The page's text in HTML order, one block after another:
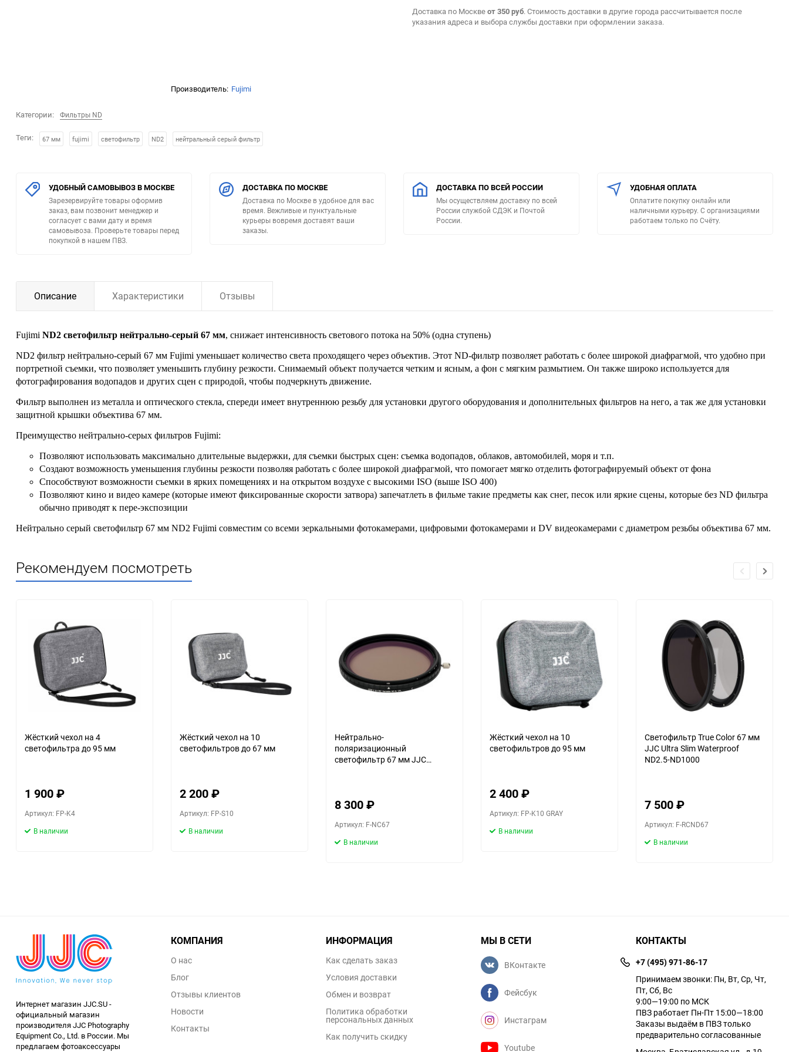
Квадратные Z фильтры
Наглазники
Производитель: Fujimi
Категории: Фильтры ND
Теги: 67 мм fujimi светофильтр ND2 нейтральный серый фильтр
Доставка по Москвеот 350 руб. Стоимость доставки в другие города рассчитывается после
указания адреса и выбора службы доставки при оформлении заказа.
УДОБНЫЙ САМОВЫВОЗ В МОСКВЕ
Зарезервируйте товары оформив
заказ, вам позвонит менеджер и
согласует с вами дату и время
самовывоза. Проверьте товары перед
покупкой в нашем ПВЗ.
ДОСТАВКА ПО МОСКВЕ
Доставка по Москве в удобное для вас
время. Вежливые и пунктуальные
курьеры вовремя доставят ваши
заказы.
ДОСТАВКА ПО ВСЕЙ РОССИИ
Мы осуществляем доставку по всей
России службой СДЭК и Почтой
России.
УДОБНАЯ ОПЛАТА
Оплатите покупку онлайн или
наличными курьеру. С организациями
работаем только по Счёту.
Описание Характеристики Отзывы
Fujimi ND2 светофильтр нейтрально-серый 67 мм, снижает интенсивность светового потока на 50% (одна ступень)
ND2 фильтр нейтрально-серый 67 мм Fujimi уменьшает количество света проходящего через объектив. Этот ND-фильтр позволяет работать с более широкой диафрагмой, что удобно при
портретной съемки, что позволяет уменьшить глубину резкости. Снимаемый объект получается четким и ясным, а фон с мягким размытием. Он также широко используется для
фотографирования водопадов и других сцен с природой, чтобы подчеркнуть движение.
Фильтр выполнен из металла и оптического стекла, спереди имеет внутреннюю резьбу для установки другого оборудования и дополнительных фильтров на него, а так же для установки
защитной крышки объектива 67 мм.
Преимущество нейтрально-серых фильтров Fujimi:
Позволяют использовать максимально длительные выдержки, для съемки быстрых сцен: съемка водопадов, облаков, автомобилей, моря и т.п.
Создают возможность уменьшения глубины резкости позволяя работать с более широкой диафрагмой, что помогает мягко отделить фотографируемый объект от фона
Способствуют возможности съемки в ярких помещениях и на открытом воздухе с высокими ISO (выше ISO 400)
Позволяют кино и видео камере (которые имеют фиксированные скорости затвора) запечатлеть в фильме такие предметы как снег, песок или яркие сцены, которые без ND фильтра
обычно приводят к пере-экспозиции
Нейтрально серый светофильтр 67 мм ND2 Fujimi совместим со всеми зеркальными фотокамерами, цифровыми фотокамерами и DV видеокамерами с диаметром резьбы объектива 67 мм.
Рекомендуем посмотреть
Жёсткий чехол на 4
светофильтра до 95 мм
1 900₽
Артикул: FP-K4
В наличии
Жёсткий чехол на 10
светофильтров до 67 мм
2 200₽
Артикул: FP-S10
В наличии
Нейтрально-
поляризационный
светофильтр 67 мм JJC
8 300₽
Артикул: F-NC67
В наличии
Жёсткий чехол на 10
светофильтров до 95 мм
2 400₽
Артикул: FP-K10 GRAY
В наличии
Светофильтр True Color 67 мм
JJC Ultra Slim Waterproof
ND2.5-ND1000
7 500₽
Артикул: F-RCND67
В наличии
Интернет магазин JJC.SU -
официальный магазин
производителя JJC Photography
Equipment Co., Ltd. в России. Мы
предлагаем фотоаксессуары
КОМПАНИЯ
О нас
Блог
Отзывы клиентов
Новости
Контакты
ИНФОРМАЦИЯ
Как сделать заказ
Условия доставки
Обмен и возврат
Политика обработки
персональных данных
Как получить скидку
МЫ В СЕТИ
ВКонтакте
Фейсбук
Инстаграм
Youtube
КОНТАКТЫ
+7 (495) 971-86-17
Принимаем звонки: Пн, Вт, Ср, Чт,
Пт, Сб, Вс
9:00—19:00 по МСК
ПВЗ работает Пн-Пт 15:00—18:00
Заказы выдаём в ПВЗ только
предварительно согласованные